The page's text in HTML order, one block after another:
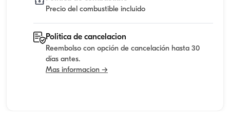
Precio del combustible incluido
Politica de cancelacion
Reembolso con opción de cancelación hasta 30
días antes.
Mas informacion →